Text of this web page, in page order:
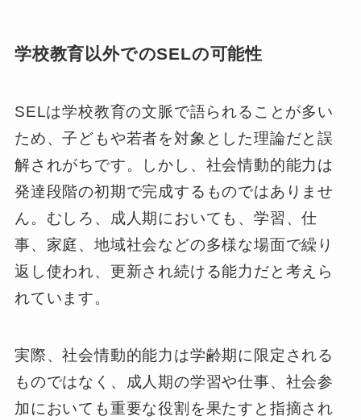
学校教育以外でのSELの可能性
SELは学校教育の文脈で語られることが多い
ため、子どもや若者を対象とした理論だと誤
解されがちです。しかし、社会情動的能力は
発達段階の初期で完成するものではありませ
ん。むしろ、成人期においても、学習、仕
事、家庭、地域社会などの多様な場面で繰り
返し使われ、更新され続ける能力だと考えら
れています。
実際、社会情動的能力は学齢期に限定される
ものではなく、成人期の学習や仕事、社会参
加においても重要な役割を果たすと指摘され